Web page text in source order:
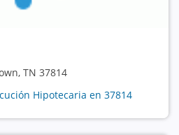
TN 37814
Hipotecaria en 37814